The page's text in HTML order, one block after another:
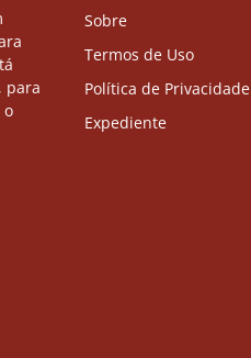
para
o
Sobre
Termos de Uso
Política de Privacidade
Expediente